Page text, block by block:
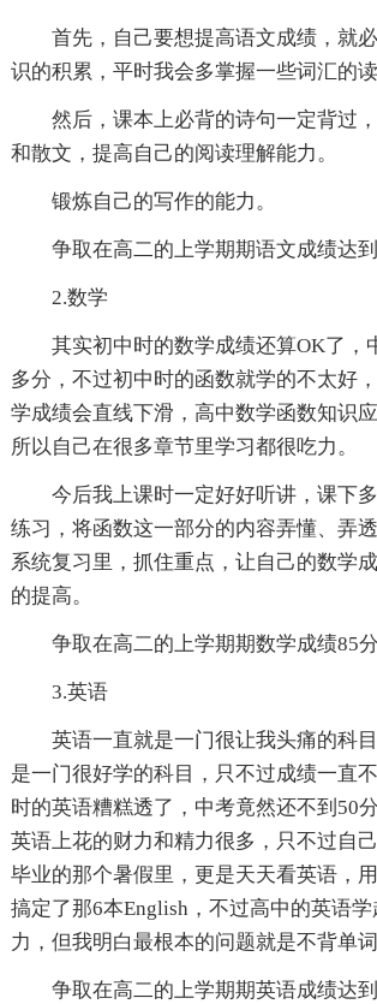
首先，自己要想提高语文成绩，就
识的积累，平时我会多掌握一些词汇的读
然后，课本上必背的诗句一定背过
和散文，提高自己的阅读理解能力。
锻炼自己的写作的能力。
争取在高二的上学期期语文成绩达到
2.数学
其实初中时的数学成绩还算OK了，
多分，不过初中时的函数就学的不太好
学成绩会直线下滑，高中数学函数知识
所以自己在很多章节里学习都很吃力。
今后我上课时一定好好听讲，课下
练习，将函数这一部分的内容弄懂、弄
系统复习里，抓住重点，让自己的数学
的提高。
争取在高二的上学期期数学成绩85分
3.英语
英语一直就是一门很让我头痛的科
是一门很好学的科目，只不过成绩一直
时的英语糟糕透了，中考竟然还不到50
英语上花的财力和精力很多，只不过自己
毕业的那个暑假里，更是天天看英语，
搞定了那6本English，不过高中的英语
力，但我明白最根本的问题就是不背单词
争取在高二的上学期期英语成绩达到